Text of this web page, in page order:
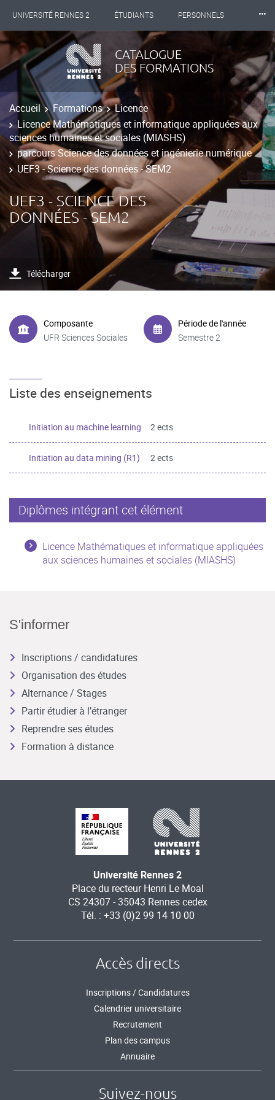
UNIVERSITÉ RENNES 2 ÉTUDIANTS PERSONNELS
INTERNATIONAL PROFESSIONNELS BIBLIOTHÈQUES
LES NOUVELLES DE RENNES 2
⸱⸱⸱
CATALOGUE
DES FORMATIONS
Accueil Formations
Licence
Licence Mathématiques et informatique appliquées aux
sciences humaines et sociales (MIASHS)
parcours Science des données et ingénierie numérique
UEF3 - Science des données - SEM2
UEF3 - SCIENCE DES
DONNÉES - SEM2
Télécharger
Composante
UFR Sciences Sociales
Période de l'année
Semestre 2
Liste des enseignements
Initiation au machine learning 2 ects
Initiation au data mining (R1) 2 ects
Diplômes intégrant cet élément
Licence Mathématiques et informatique appliquées
aux sciences humaines et sociales (MIASHS)
S'informer
Inscriptions / candidatures
Organisation des études
Alternance / Stages
Partir étudier à l’étranger
Reprendre ses études
Formation à distance
Université Rennes 2
Place du recteur Henri Le Moal
CS 24307 - 35043 Rennes cedex
Tél. : +33 (0)2 99 14 10 00
Accès directs
Inscriptions / Candidatures
Calendrier universitaire
Recrutement
Plan des campus
Annuaire
Suivez-nous